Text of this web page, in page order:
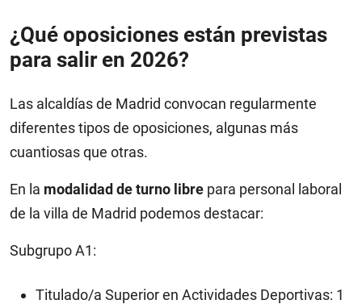
¿Qué oposiciones están previstas
para salir en 2026?
Las alcaldías de Madrid convocan regularmente
diferentes tipos de oposiciones, algunas más
cuantiosas que otras.
En la modalidad de turno libre para personal laboral
de la villa de Madrid podemos destacar:
Subgrupo A1:
Titulado/a Superior en Actividades Deportivas: 1